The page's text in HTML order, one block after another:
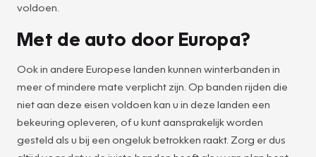
voldoen.
Met de auto door Europa?
Ook in andere Europese landen kunnen winterbanden in
meer of mindere mate verplicht zijn. Op banden rijden die
niet aan deze eisen voldoen kan u in deze landen een
bekeuring opleveren, of u kunt aansprakelijk worden
gesteld als u bij een ongeluk betrokken raakt. Zorg er dus